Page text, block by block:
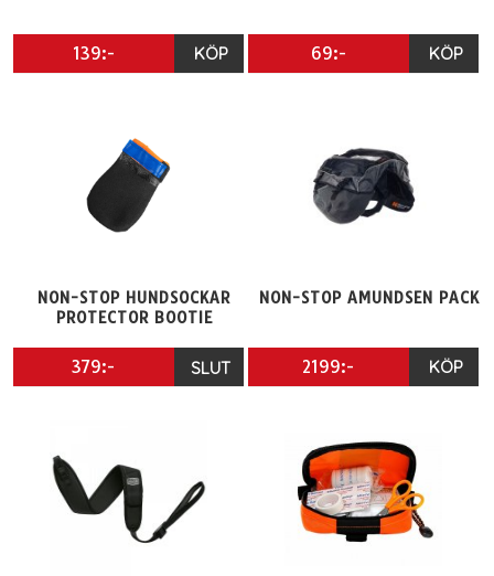
139:- KÖP 69:- KÖP
NON-STOP HUNDSOCKAR
PROTECTOR BOOTIE
379:- SLUT
NON-STOP AMUNDSEN PACK
2199:- KÖP